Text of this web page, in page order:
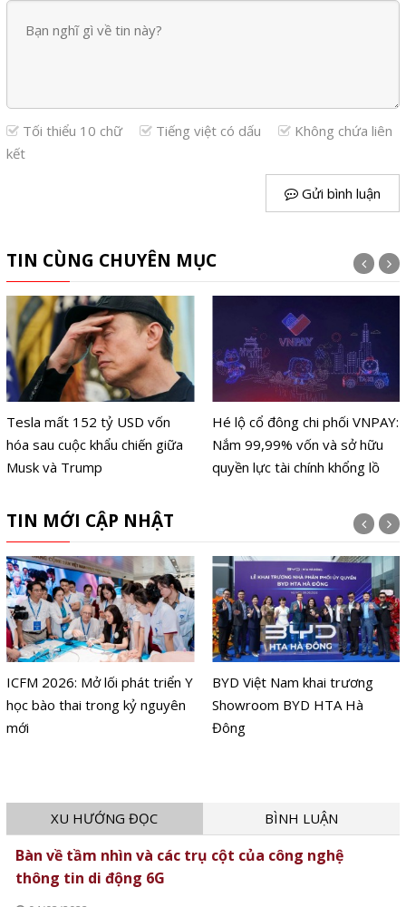
Tối thiểu 10 chữ Tiếng việt có dấu
Không chứa liên
kết
Gửi bình luận
TIN CÙNG CHUYÊN MỤC
Tesla mất 152 tỷ USD vốn
hóa sau cuộc khẩu chiến giữa
Musk và Trump
Hé lộ cổ đông chi phối VNPAY:
Nắm 99,99% vốn và sở hữu
quyền lực tài chính khổng lồ
TIN MỚI CẬP NHẬT
ICFM 2026: Mở lối phát triển Y
học bào thai trong kỷ nguyên
mới
BYD Việt Nam khai trương
Showroom BYD HTA Hà
Đông
XU HƯỚNG ĐỌC BÌNH LUẬN
Bàn về tầm nhìn và các trụ cột của công nghệ
thông tin di động 6G